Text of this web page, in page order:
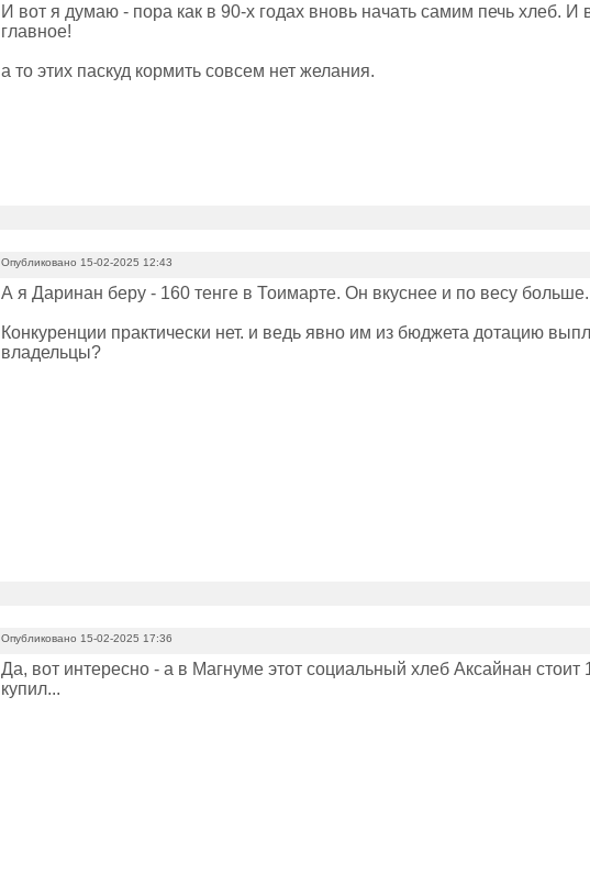
И вот я думаю - пора как в 90-х годах вновь начать самим печь хлеб.
главное!
а то этих паскуд кормить совсем нет желания.
Опубликовано 15-02-2025 12:43
А я Даринан беру - 160 тенге в Тоимарте. Он вкуснее и по весу
Конкуренции практически нет. и ведь явно им из бюджета дотацию
владельцы?
Опубликовано 15-02-2025 17:36
Да, вот интересно - а в Магнуме этот социальный хлеб Аксайнан стоит
купил...